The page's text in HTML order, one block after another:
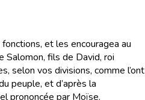
et les encouragea au
Salomon, fils de David, roi
selon vos divisions, comme l’ont
peuple, et d’après la
prononcée par Moïse.